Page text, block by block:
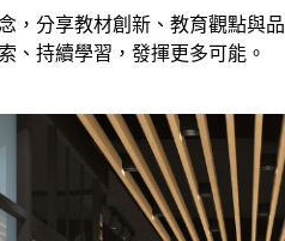
，分享教材創新、教育觀點與品
、持續學習，發揮更多可能。